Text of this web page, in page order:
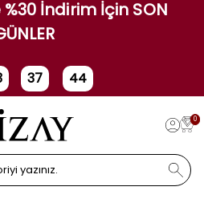
İndirim İçin SON
37 44
0